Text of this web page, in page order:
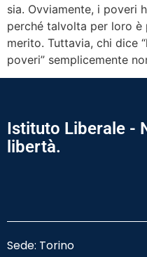
sia. Ovviamente, i poveri
perché talvolta per loro
merito. Tuttavia, chi dice
poveri” semplicemente
Istituto Liberale -
libertà.
Sede: Torino